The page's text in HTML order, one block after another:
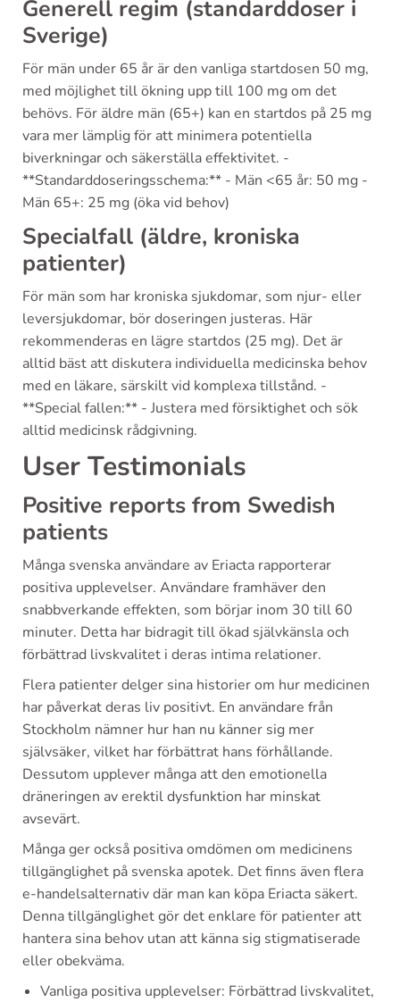
Generell regim (standarddoser i
Sverige)
För män under 65 år är den vanliga startdosen 50 mg,
med möjlighet till ökning upp till 100 mg om det
behövs. För äldre män (65+) kan en startdos på 25 mg
vara mer lämplig för att minimera potentiella
biverkningar och säkerställa effektivitet. -
**Standarddoseringsschema:** - Män <65 år: 50 mg -
Män 65+: 25 mg (öka vid behov)
Specialfall (äldre, kroniska
patienter)
För män som har kroniska sjukdomar, som njur- eller
leversjukdomar, bör doseringen justeras. Här
rekommenderas en lägre startdos (25 mg). Det är
alltid bäst att diskutera individuella medicinska behov
med en läkare, särskilt vid komplexa tillstånd. -
**Special fallen:** - Justera med försiktighet och sök
alltid medicinsk rådgivning.
User Testimonials
Positive reports from Swedish
patients
Många svenska användare av Eriacta rapporterar
positiva upplevelser. Användare framhäver den
snabbverkande effekten, som börjar inom 30 till 60
minuter. Detta har bidragit till ökad självkänsla och
förbättrad livskvalitet i deras intima relationer.
Flera patienter delger sina historier om hur medicinen
har påverkat deras liv positivt. En användare från
Stockholm nämner hur han nu känner sig mer
självsäker, vilket har förbättrat hans förhållande.
Dessutom upplever många att den emotionella
dräneringen av erektil dysfunktion har minskat
avsevärt.
Många ger också positiva omdömen om medicinens
tillgänglighet på svenska apotek. Det finns även flera
e-handelsalternativ där man kan köpa Eriacta säkert.
Denna tillgänglighet gör det enklare för patienter att
hantera sina behov utan att känna sig stigmatiserade
eller obekväma.
Vanliga positiva upplevelser: Förbättrad livskvalitet,